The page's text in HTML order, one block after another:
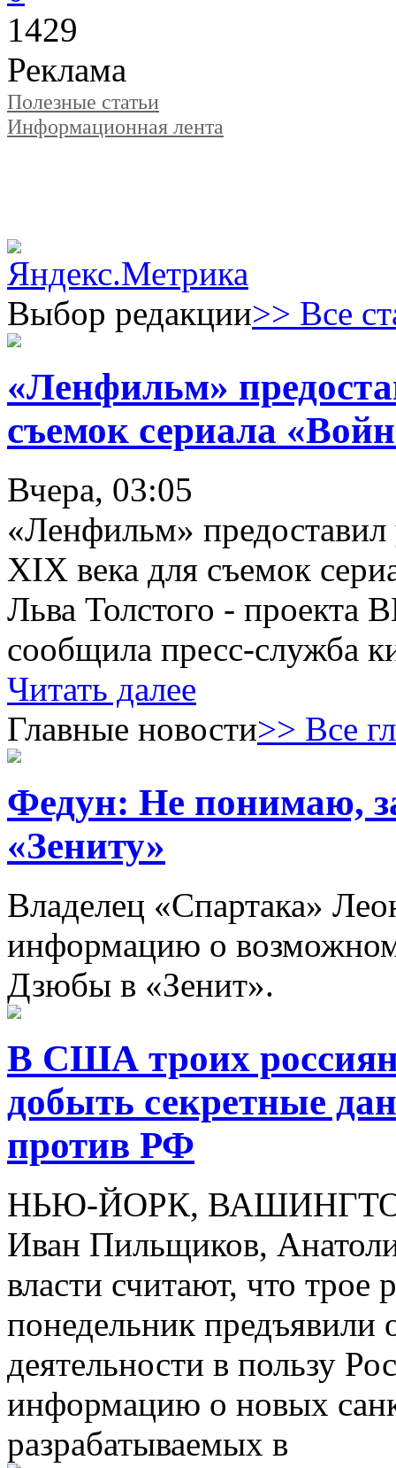
1429
Реклама
Полезные статьи
Информационная лента
Выбор редакции>> Все
«Ленфильм»
съемок сериала
Вчера, 03:05
«Ленфильм»
XIX века для съемок
Льва Толстого - проекта
сообщила пресс-служба
Читать далее
Главные новости>> Все
Федун: Не понимаю,
«Зениту»
Владелец «Спартака»
информацию о
Дзюбы в «Зенит».
В США троих
добыть секретные
против РФ
НЬЮ-ЙОРК,
Иван Пильщиков,
власти считают, что трое
понедельник предъявили
деятельности в пользу
информацию о новых
разрабатываемых в